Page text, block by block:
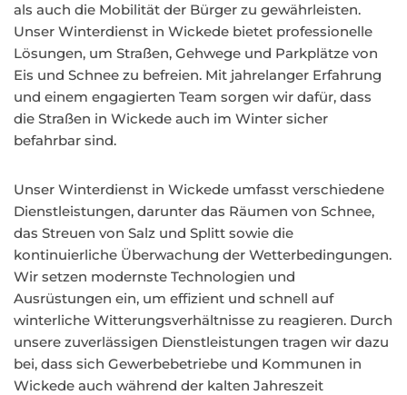
als auch die Mobilität der Bürger zu gewährleisten.
Unser Winterdienst in Wickede bietet professionelle
Lösungen, um Straßen, Gehwege und Parkplätze von
Eis und Schnee zu befreien. Mit jahrelanger Erfahrung
und einem engagierten Team sorgen wir dafür, dass
die Straßen in Wickede auch im Winter sicher
befahrbar sind.
Unser Winterdienst in Wickede umfasst verschiedene
Dienstleistungen, darunter das Räumen von Schnee,
das Streuen von Salz und Splitt sowie die
kontinuierliche Überwachung der Wetterbedingungen.
Wir setzen modernste Technologien und
Ausrüstungen ein, um effizient und schnell auf
winterliche Witterungsverhältnisse zu reagieren. Durch
unsere zuverlässigen Dienstleistungen tragen wir dazu
bei, dass sich Gewerbebetriebe und Kommunen in
Wickede auch während der kalten Jahreszeit